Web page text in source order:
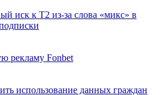
иск к Т2 из-за слова «микс» в
рекламу Fonbet
использование данных граждан